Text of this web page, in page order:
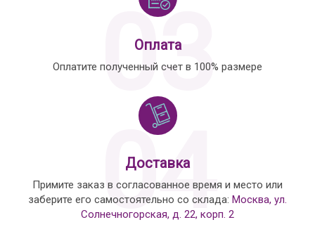
03
Оплата
Оплатите полученный счет в 100% размере
04
Доставка
Примите заказ в согласованное время и место или
заберите его самостоятельно со склада: Москва, ул.
Солнечногорская, д. 22, корп. 2